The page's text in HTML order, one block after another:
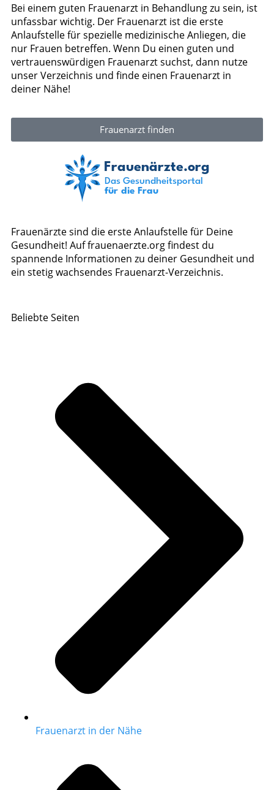
Bei einem guten Frauenarzt in Behandlung zu sein, ist
unfassbar wichtig. Der Frauenarzt ist die erste
Anlaufstelle für spezielle medizinische Anliegen, die
nur Frauen betreffen. Wenn Du einen guten und
vertrauenswürdigen Frauenarzt suchst, dann nutze
unser Verzeichnis und finde einen Frauenarzt in
deiner Nähe!
Frauenarzt finden
Frauenärzte sind die erste Anlaufstelle für Deine
Gesundheit! Auf frauenaerzte.org findest du
spannende Informationen zu deiner Gesundheit und
ein stetig wachsendes Frauenarzt-Verzeichnis.
Beliebte Seiten
Frauenarzt in der Nähe